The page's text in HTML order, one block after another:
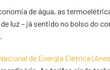
de água, as
luz – já sentido no bolso do
de Energia Elétrica